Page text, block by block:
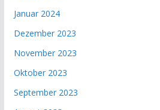
Januar 2024
Dezember 2023
November 2023
Oktober 2023
September 2023